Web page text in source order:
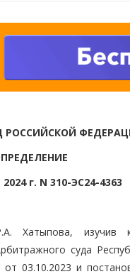
РОССИЙСКОЙ
г. N 310-ЭС24-4363
Хатыпова, изучив
суда
03.10.2023 и